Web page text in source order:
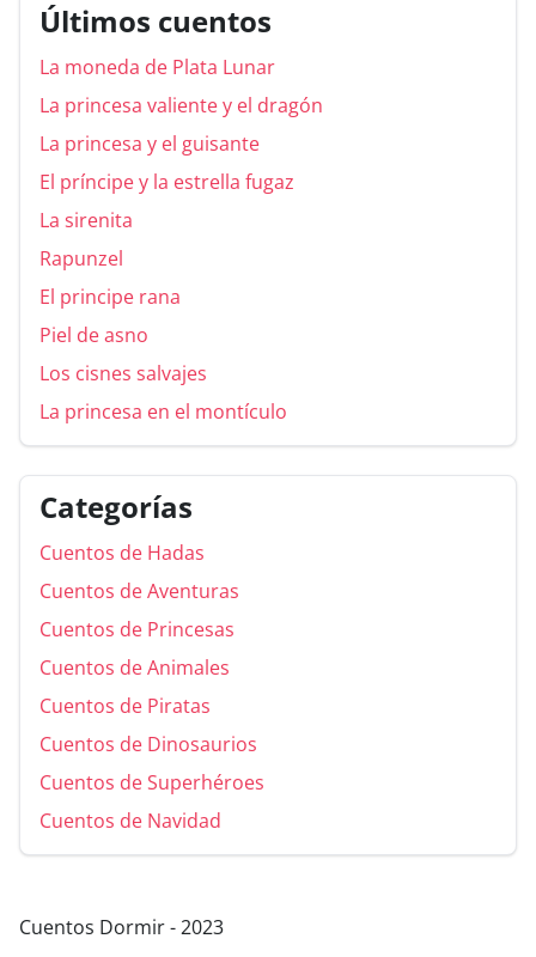
Últimos cuentos
La moneda de Plata Lunar
La princesa valiente y el dragón
La princesa y el guisante
El príncipe y la estrella fugaz
La sirenita
Rapunzel
El principe rana
Piel de asno
Los cisnes salvajes
La princesa en el montículo
Categorías
Cuentos de Hadas
Cuentos de Aventuras
Cuentos de Princesas
Cuentos de Animales
Cuentos de Piratas
Cuentos de Dinosaurios
Cuentos de Superhéroes
Cuentos de Navidad
Cuentos Dormir - 2023